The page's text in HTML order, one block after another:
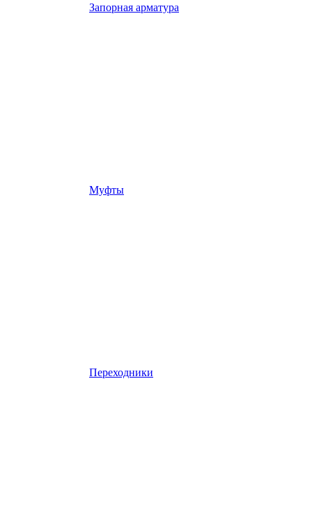
Запорная арматура
Муфты
Переходники